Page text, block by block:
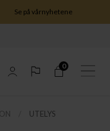
Se på vårnyhetene
0
UTELYS